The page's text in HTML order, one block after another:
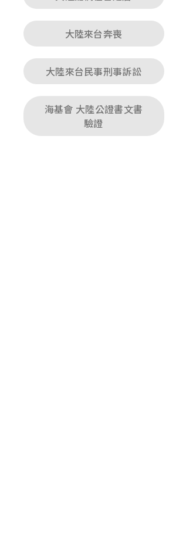
大陸來台奔喪
大陸來台民事刑事訴訟
海基會 大陸公證書文書
驗證